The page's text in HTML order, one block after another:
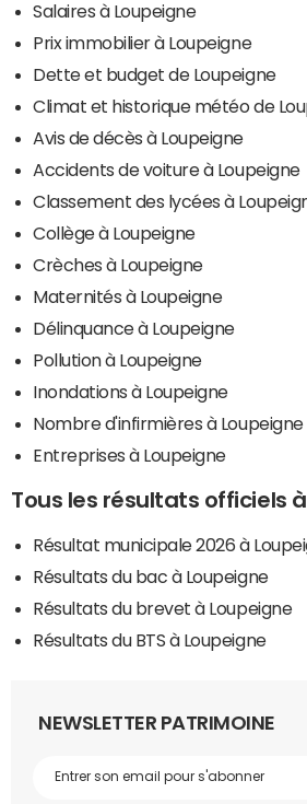
Salaires à Loupeigne
Prix immobilier à Loupeigne
Dette et budget de Loupeigne
Climat et historique météo de
Avis de décès à Loupeigne
Accidents de voiture à Loupeigne
Classement des lycées à
Collège à Loupeigne
Crèches à Loupeigne
Maternités à Loupeigne
Délinquance à Loupeigne
Pollution à Loupeigne
Inondations à Loupeigne
Nombre d'infirmières à Loupeigne
Entreprises à Loupeigne
Tous les résultats officiels
Résultat municipale 2026 à
Résultats du bac à Loupeigne
Résultats du brevet à Loupeigne
Résultats du BTS à Loupeigne
NEWSLETTER PATRIMOINE